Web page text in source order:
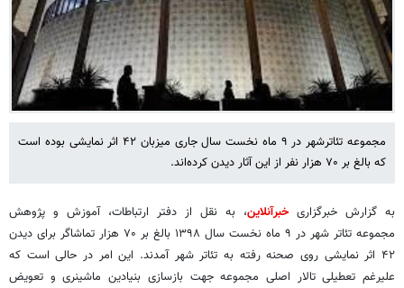
مجموعه تئاترشهر در ۹ ماه نخست سال جاری میزبان ۴۲ اثر نمایشی بوده است
که بالغ بر ۷۰ هزار نفر از این آثار دیدن کرده‌اند.
به گزارش خبرگزاریخبرآنلاین، به نقل از دفتر ارتباطات، آموزش و پژوهش
مجموعه تئاتر شهر در ۹ ماه نخست سال ۱۳۹۸ بالغ بر ۷۰ هزار تماشاگر برای دیدن
۴۲ اثر نمایشی روی صحنه رفته به تئاتر شهر آمدند. این امر در حالی است که
علیرغم تعطیلی تالار اصلی مجموعه جهت بازسازی بنیادین ماشینری و تعویض